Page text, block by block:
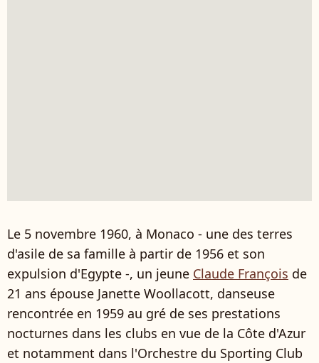
Le 5 novembre 1960, à Monaco - une des terres
d'asile de sa famille à partir de 1956 et son
expulsion d'Egypte -, un jeune Claude François de
21 ans épouse Janette Woollacott, danseuse
rencontrée en 1959 au gré de ses prestations
nocturnes dans les clubs en vue de la Côte d'Azur
et notamment dans l'Orchestre du Sporting Club